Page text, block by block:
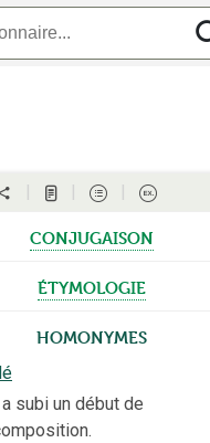
conjugaison
étymologie
Homonymes
subi un début de